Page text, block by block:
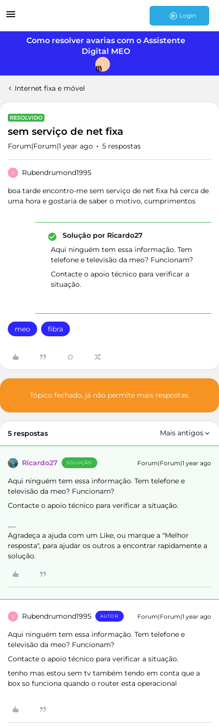
Login
Como resolver avarias com o Assistente
Digital MEO
J
Internet fixa e móvel
RESOLVIDO
sem serviço de net fixa
Forum|Forum|1 year ago 5 respostas
R Rubendrumond1995
boa tarde encontro-me sem serviço de net fixa há cerca de
uma hora e gostaria de saber o motivo, cumprimentos
Solução por Ricardo27
Aqui ninguém tem essa informação. Tem
telefone e televisão da meo? Funcionam?
Contacte o apoio técnico para verificar a
situação.
meo fibra
Tópico fechado, já não permite mais respostas.
5 respostas Mais antigos
Ricardo27 SOLUÇÃO Forum|Forum|1 year ago
Aqui ninguém tem essa informação. Tem telefone e
televisão da meo? Funcionam?
Contacte o apoio técnico para verificar a situação.
Agradeça a ajuda com um Like, ou marque a "Melhor
resposta", para ajudar os outros a encontrar rapidamente a
solução.
R Rubendrumond1995 AUTOR Forum|Forum|1 year ago
Aqui ninguém tem essa informação. Tem telefone e
televisão da meo? Funcionam?
Contacte o apoio técnico para verificar a situação.
tenho mas estou sem tv também tendo em conta que a
box so funciona quando o router esta operacional